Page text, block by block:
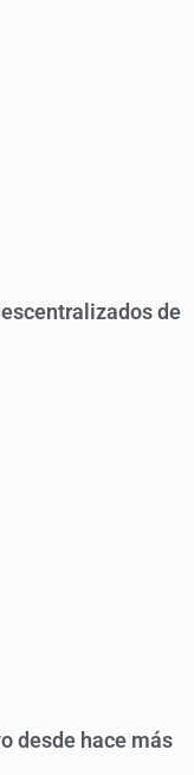
de
desde hace más